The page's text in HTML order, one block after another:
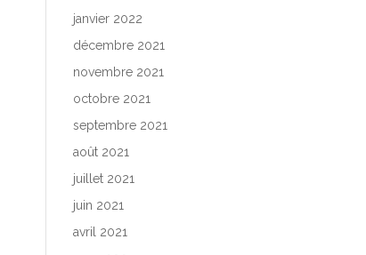
janvier 2022
décembre 2021
novembre 2021
octobre 2021
septembre 2021
août 2021
juillet 2021
juin 2021
avril 2021